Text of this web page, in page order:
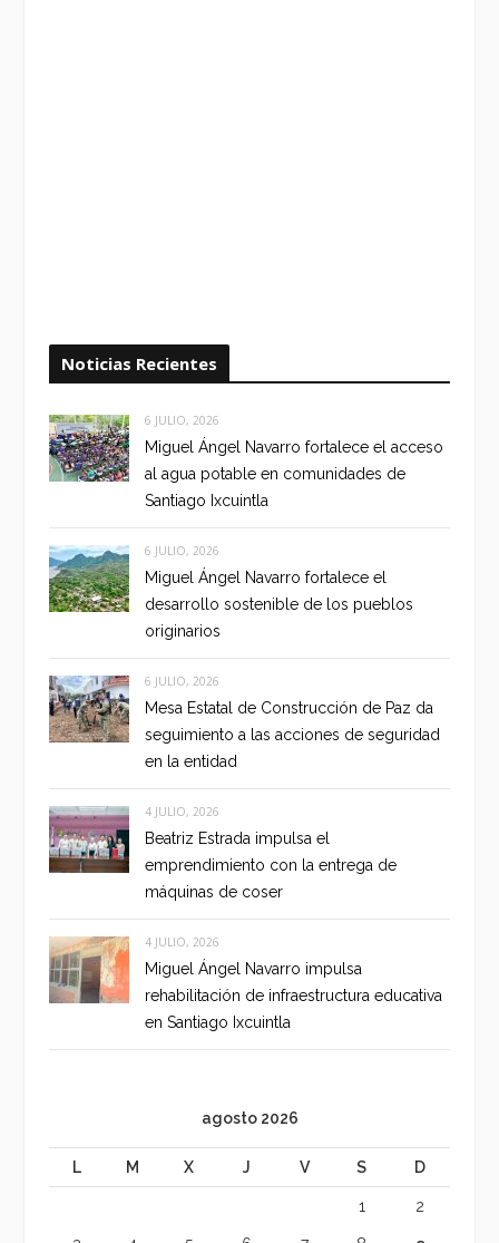
Noticias Recientes
6 JULIO, 2026
Miguel Ángel Navarro fortalece el acceso
al agua potable en comunidades de
Santiago Ixcuintla
6 JULIO, 2026
Miguel Ángel Navarro fortalece el
desarrollo sostenible de los pueblos
originarios
6 JULIO, 2026
Mesa Estatal de Construcción de Paz da
seguimiento a las acciones de seguridad
en la entidad
4 JULIO, 2026
Beatriz Estrada impulsa el
emprendimiento con la entrega de
máquinas de coser
4 JULIO, 2026
Miguel Ángel Navarro impulsa
rehabilitación de infraestructura educativa
en Santiago Ixcuintla
agosto 2026
L M X J V S D
1 2